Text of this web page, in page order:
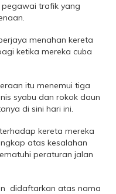
trafik yang
menahan kereta
ketika mereka cuba
itu menemui tiga
syabu dan rokok daun
di sini hari ini.
kereta mereka
atas kesalahan
peraturan jalan
didaftarkan atas nama